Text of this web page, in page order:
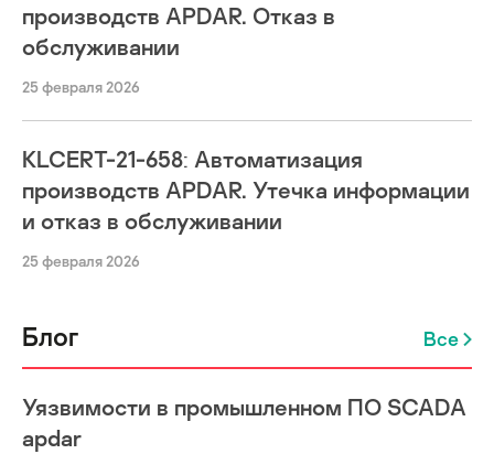
производств APDAR. Отказ в
обслуживании
25 февраля 2026
KLCERT-21-658: Автоматизация
производств APDAR. Утечка информации
и отказ в обслуживании
25 февраля 2026
Блог Все
Уязвимости в промышленном ПО SCADA
apdar